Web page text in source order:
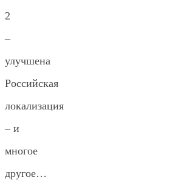
2
–
улучшена
Российская
локализация
– и
многое
другое…